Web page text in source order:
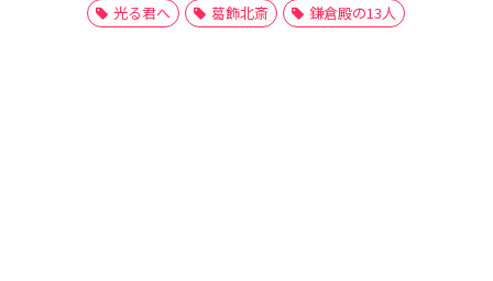
光る君へ
葛飾北斎 鎌倉殿の13人